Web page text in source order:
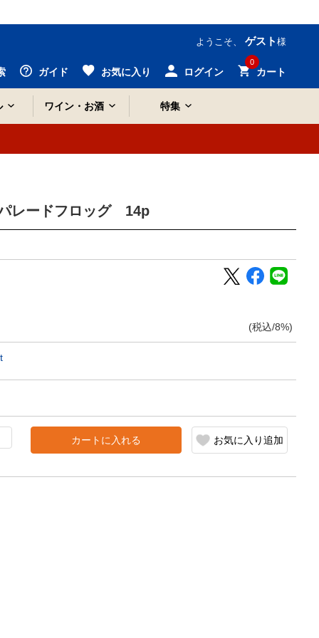
ようこそ、 ゲスト 様
ガイド お気に入り ログイン
0
カート
ワイン・お酒 特集
レードフロッグ 14p
(税込/8%)
カートに入れる お気に入り追加